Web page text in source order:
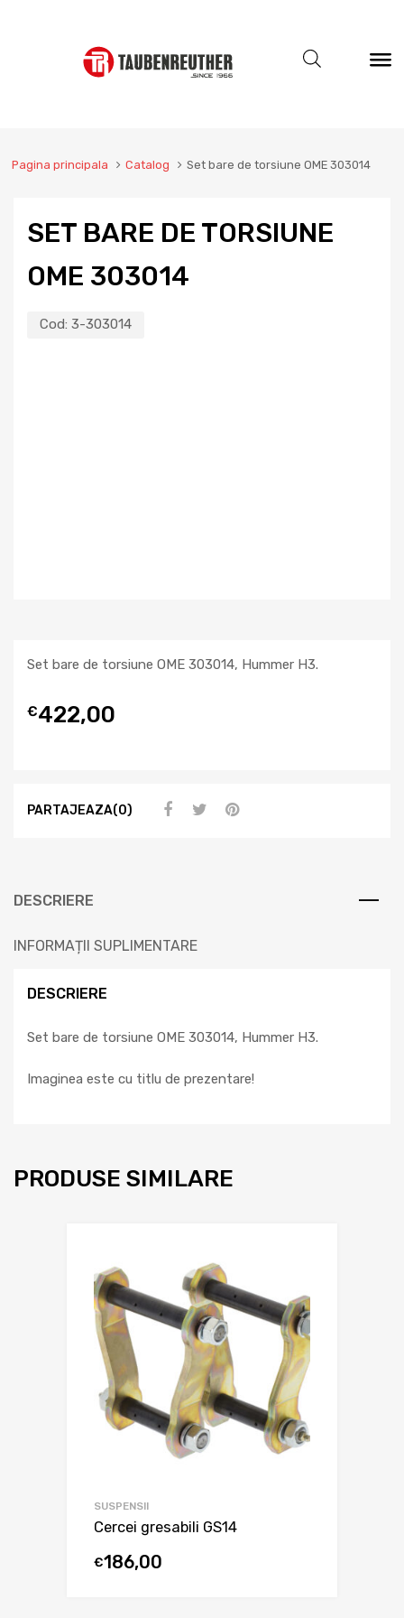
Pagina principala Catalog Set bare de torsiune OME 303014
SET BARE DE TORSIUNE
OME 303014
Cod: 3-303014
Set bare de torsiune OME 303014, Hummer H3.
€422,00
PARTAJEAZA(0)
DESCRIERE
INFORMAȚII SUPLIMENTARE
DESCRIERE
Set bare de torsiune OME 303014, Hummer H3.
Imaginea este cu titlu de prezentare!
PRODUSE SIMILARE
SUSPENSII
Cercei gresabili GS14
€186,00